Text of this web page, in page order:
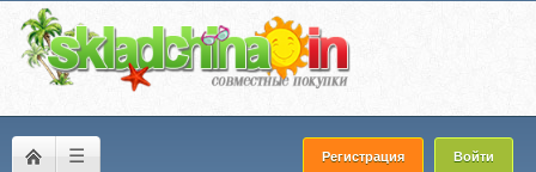
☰ Регистрация Войти